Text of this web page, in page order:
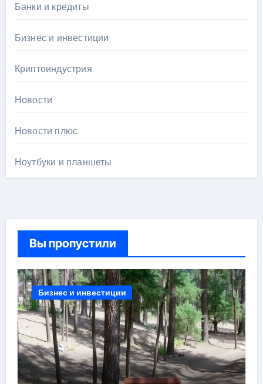
Банки и кредиты
Бизнес и инвестиции
Криптоиндустрия
Новости
Новости плюс
Ноутбуки и планшеты
Вы пропустили
Бизнес и инвестиции